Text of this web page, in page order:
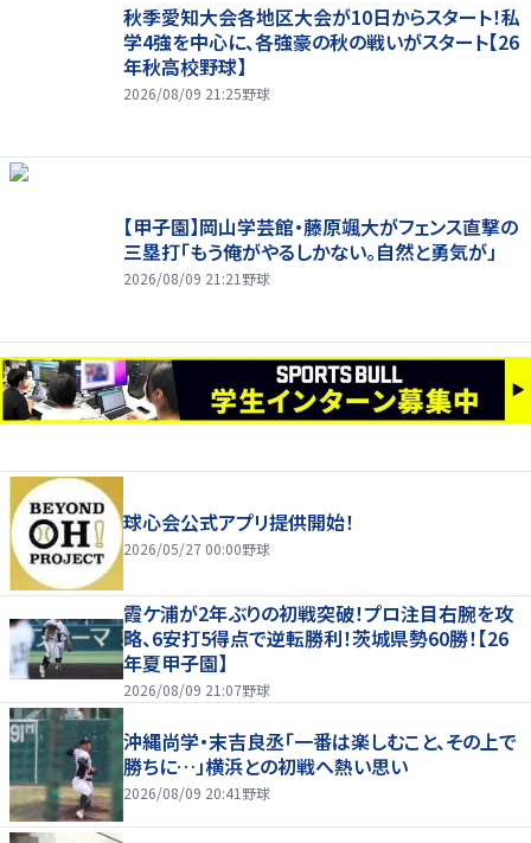
秋季愛知大会各地区大会が10日からスタート！私
学4強を中心に、各強豪の秋の戦いがスタート【26
年秋高校野球】
2026/08/09 21:25野球
【甲子園】岡山学芸館・藤原颯大がフェンス直撃の
三塁打「もう俺がやるしかない。自然と勇気が」
2026/08/09 21:21 野球
球心会公式アプリ提供開始！
2026/05/27 00:00野球
霞ケ浦が2年ぶりの初戦突破！プロ注目右腕を攻
略、6安打5得点で逆転勝利！茨城県勢60勝！【26
年夏甲子園】
2026/08/09 21:07野球
沖縄尚学・末吉良丞「一番は楽しむこと、その上で
勝ちに…」横浜との初戦へ熱い思い
2026/08/09 20:41 野球